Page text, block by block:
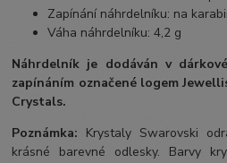
Zapínání náhrdelníku: na
Váha náhrdelníku: 4,2 g
Náhrdelník je dodáván v
zapínáním označené logem
Crystals.
Poznámka: Krystaly Swarovski
krásné barevné odlesky. Barvy